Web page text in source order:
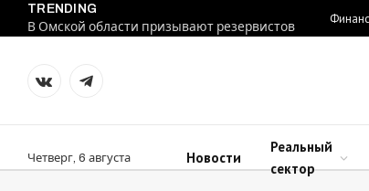
TRENDING
В Омской области призывают резервистов
VKontakteTelegram
Четверг, 6 августа Новости
Реальный
сектор